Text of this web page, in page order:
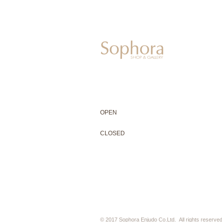
OPEN
CLOSED
© 2017 Sophora Enjudo Co.Ltd. All rights reserved.